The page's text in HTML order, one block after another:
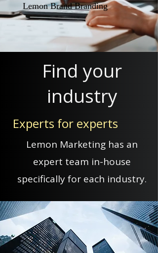
Lemon Brand Branding
Find your
industry
Experts for experts
Lemon Marketing has an
expert team in-house
specifically for each industry.